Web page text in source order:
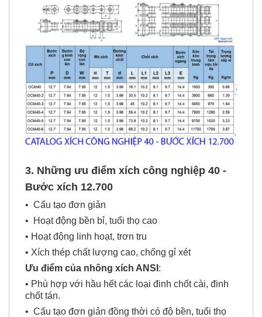
3. Những ưu điểm xích công nghiệp 40 -
Bước xích 12.700
• Cấu tạo đơn giản
• Hoạt động bền bỉ, tuổi thọ cao
• Hoạt động linh hoạt, trơn tru
• Xích thép chất lượng cao, chống gỉ xét
Ưu điểm của nhông xích ANSI :
• Phù hợp với hầu hết các loại đinh chốt cài, đinh
chốt tán.
• Cấu tạo đơn giản đồng thời có độ bền, tuổi thọ